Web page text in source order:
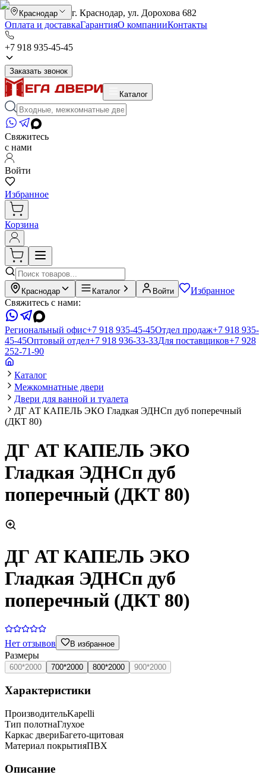
Краснодар
г. Краснодар, ул. Дорохова 682
Оплата и доставкаГарантияО компанииКонтакты
+7 918 935-45-45
Заказать звонок
Каталог
Свяжитесь
с нами
Войти
Избранное
Корзина
Краснодар Каталог Войти
Избранное
Свяжитесь с нами:
Региональный офис+7 918 935-45-45Отдел продаж+7 918 935-
45-45Оптовый отдел+7 918 936-33-33Для поставщиков+7 928
252-71-90
Каталог
Межкомнатные двери
Двери для ванной и туалета
ДГ АТ КАПЕЛЬ ЭКО Гладкая ЭДНСп дуб поперечный
(ДКТ 80)
ДГ АТ КАПЕЛЬ ЭКО
Гладкая ЭДНСп дуб
поперечный (ДКТ 80)
ДГ АТ КАПЕЛЬ ЭКО
Гладкая ЭДНСп дуб
поперечный (ДКТ 80)
Нет отзывов В избранное
Размеры
600*2000 700*2000 800*2000 900*2000
Характеристики
ПроизводительKapelli
Тип полотнаГлухое
Каркас двериБагето-щитовая
Материал покрытияПВХ
Описание